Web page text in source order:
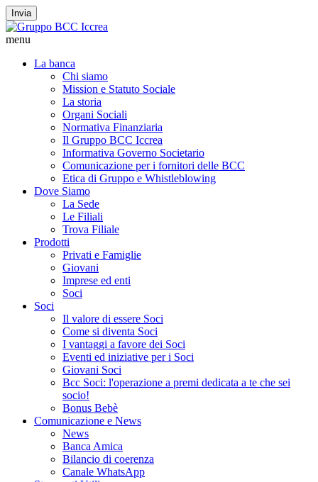
Invia
menu
La banca
Chi siamo
Mission e Statuto Sociale
La storia
Organi Sociali
Normativa Finanziaria
Il Gruppo BCC Iccrea
Informativa Governo Societario
Comunicazione per i fornitori delle BCC
Etica di Gruppo e Whistleblowing
Dove Siamo
La Sede
Le Filiali
Trova Filiale
Prodotti
Privati e Famiglie
Giovani
Imprese ed enti
Soci
Soci
Il valore di essere Soci
Come si diventa Soci
I vantaggi a favore dei Soci
Eventi ed iniziative per i Soci
Giovani Soci
Bcc Soci: l'operazione a premi dedicata a te che sei
socio!
Bonus Bebè
Comunicazione e News
News
Banca Amica
Bilancio di coerenza
Canale WhatsApp